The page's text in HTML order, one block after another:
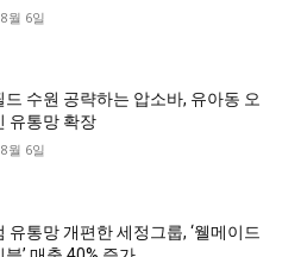
월 6일
드 수원 공략하는 압소바, 유아동 오
유통망 확장
월 6일
유통망 개편한 세정그룹, ‘웰메이드